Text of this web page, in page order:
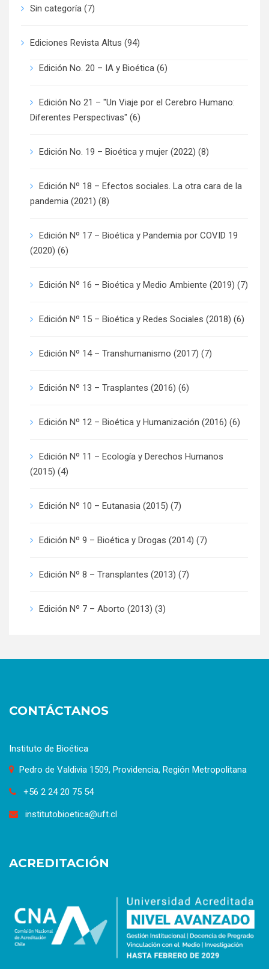
Sin categoría (7)
Ediciones Revista Altus (94)
Edición No. 20 – IA y Bioética (6)
Edición No 21 – "Un Viaje por el Cerebro Humano:
Diferentes Perspectivas" (6)
Edición No. 19 – Bioética y mujer (2022) (8)
Edición Nº 18 – Efectos sociales. La otra cara de la
pandemia (2021) (8)
Edición Nº 17 – Bioética y Pandemia por COVID 19
(2020) (6)
Edición Nº 16 – Bioética y Medio Ambiente (2019) (7)
Edición Nº 15 – Bioética y Redes Sociales (2018) (6)
Edición Nº 14 – Transhumanismo (2017) (7)
Edición Nº 13 – Trasplantes (2016) (6)
Edición Nº 12 – Bioética y Humanización (2016) (6)
Edición Nº 11 – Ecología y Derechos Humanos
(2015) (4)
Edición Nº 10 – Eutanasia (2015) (7)
Edición Nº 9 – Bioética y Drogas (2014) (7)
Edición Nº 8 – Transplantes (2013) (7)
Edición Nº 7 – Aborto (2013) (3)
CONTÁCTANOS
Instituto de Bioética
Pedro de Valdivia 1509, Providencia, Región Metropolitana
+56 2 24 20 75 54
institutobioetica@uft.cl
ACREDITACIÓN